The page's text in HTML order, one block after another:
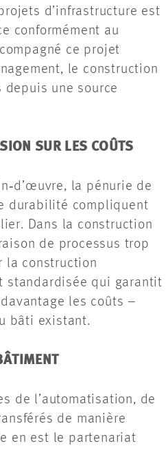
d’infrastructure est
conformément au
ce projet
le construction
une source
SUR LES COÛTS
la pénurie de
durabilité compliquent
Dans la construction
de processus trop
la construction
standardisée qui garantit
les coûts –
bâti existant.
de l’automatisation, de
de manière
en est le partenariat